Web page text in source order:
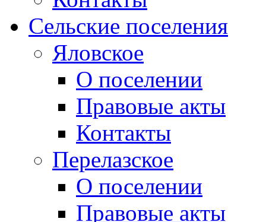
Сельские поселения
Яловское
О поселении
Правовые акты
Контакты
Перелазское
О поселении
Правовые акты